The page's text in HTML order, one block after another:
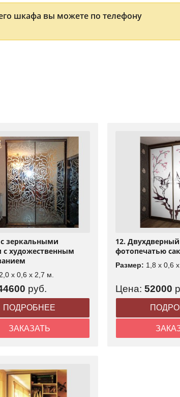
шкафа вы можете по телефону
зеркальными
с художественным
x 0,6 x 2,7 м.
руб.
ПОДРОБНЕЕ
ЗАКАЗАТЬ
12.
фотопечатью
Размер: 1,8 x 0,6
Цена: 52000